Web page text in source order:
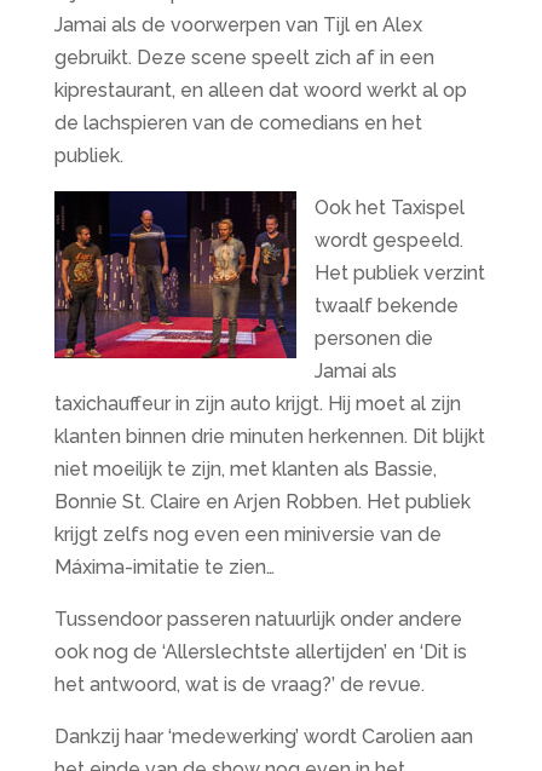
Jamai als de voorwerpen van Tijl en Alex
gebruikt. Deze scene speelt zich af in een
kiprestaurant, en alleen dat woord werkt al op
de lachspieren van de comedians en het
publiek.
Ook het Taxispel
wordt gespeeld.
Het publiek verzint
twaalf bekende
personen die
Jamai als
taxichauffeur in zijn auto krijgt. Hij moet al zijn
klanten binnen drie minuten herkennen. Dit blijkt
niet moeilijk te zijn, met klanten als Bassie,
Bonnie St. Claire en Arjen Robben. Het publiek
krijgt zelfs nog even een miniversie van de
Máxima-imitatie te zien…
Tussendoor passeren natuurlijk onder andere
ook nog de ‘Allerslechtste allertijden’ en ‘Dit is
het antwoord, wat is de vraag?’ de revue.
Dankzij haar ‘medewerking’ wordt Carolien aan